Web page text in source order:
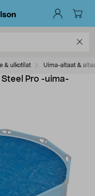
& ulkotilat Uima-altaat &
Pro -uima-